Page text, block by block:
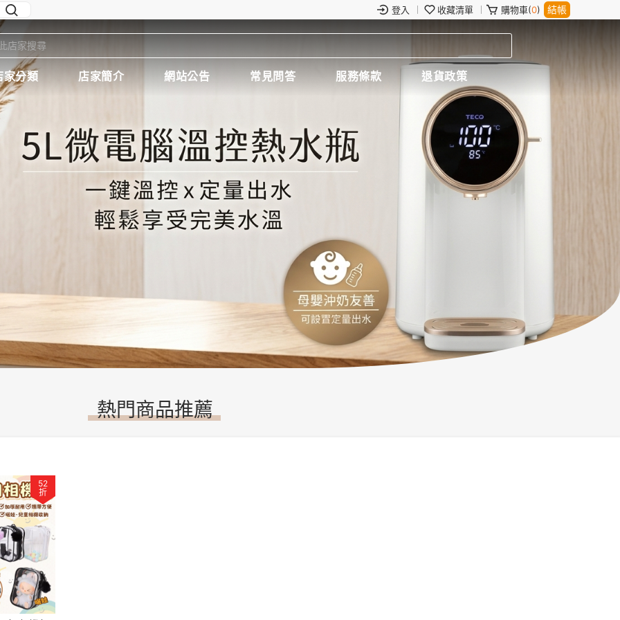
登入 收藏清單 購物車(0) 結帳
家分類 店家簡介 網站公告 常見問答 服務條款 退貨政策
熱門商品推薦
52
折